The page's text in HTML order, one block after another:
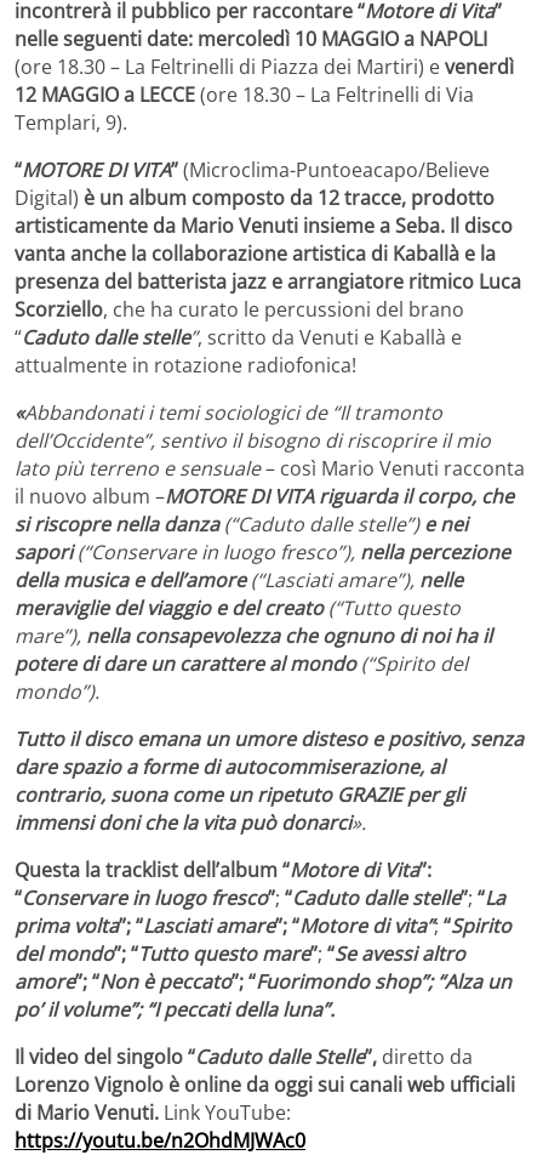
incontrerà il pubblico per raccontare “Motore di Vita”
nelle seguenti date: mercoledì 10 MAGGIO a NAPOLI
(ore 18.30 – La Feltrinelli di Piazza dei Martiri) evenerdì
12 MAGGIO a LECCE(ore 18.30 – La Feltrinelli di Via
Templari, 9).
“MOTORE DI VITA”(Microclima-Puntoeacapo/Believe
Digital) è un album composto da 12 tracce, prodotto
artisticamente da Mario Venuti insieme a Seba. Il disco
vanta anche la collaborazione artistica di Kaballà e la
presenza del batterista jazz e arrangiatore ritmico Luca
Scorziello, che ha curato le percussioni del brano
“Caduto dalle stelle”, scritto da Venuti e Kaballà e
attualmente in rotazione radiofonica!
«Abbandonati i temi sociologici de “Il tramonto
dell’Occidente”, sentivo il bisogno di riscoprire il mio
lato più terreno e sensuale– così Mario Venuti racconta
il nuovo album –MOTORE DI VITA riguarda il corpo, che
si riscopre nella danza(“Caduto dalle stelle”)e nei
sapori(“Conservare in luogo fresco”), nella percezione
della musica e dell’amore(“Lasciati amare”), nelle
meraviglie del viaggio e del creato(“Tutto questo
mare”), nella consapevolezza che ognuno di noi ha il
potere di dare un carattere al mondo(“Spirito del
mondo”).
Tutto il disco emana un umore disteso e positivo, senza
dare spazio a forme di autocommiserazione, al
contrario, suona come un ripetuto GRAZIE per gli
immensi doni che la vita può donarci».
Questa la tracklist dell’album “Motore di Vita”:
“Conservare in luogo fresco”; “Caduto dalle stelle”; “La
prima volta”; “Lasciati amare”; “Motore di vita”; “Spirito
del mondo”; “Tutto questo mare”; “Se avessi altro
amore”; “Non è peccato”; “Fuorimondo shop”; “Alza un
po’ il volume”; “I peccati della luna”.
Il video del singolo “Caduto dalle Stelle”, diretto da
Lorenzo Vignolo è online da oggi sui canali web ufficiali
di Mario Venuti. Link YouTube:
https://youtu.be/n2OhdMJWAc0